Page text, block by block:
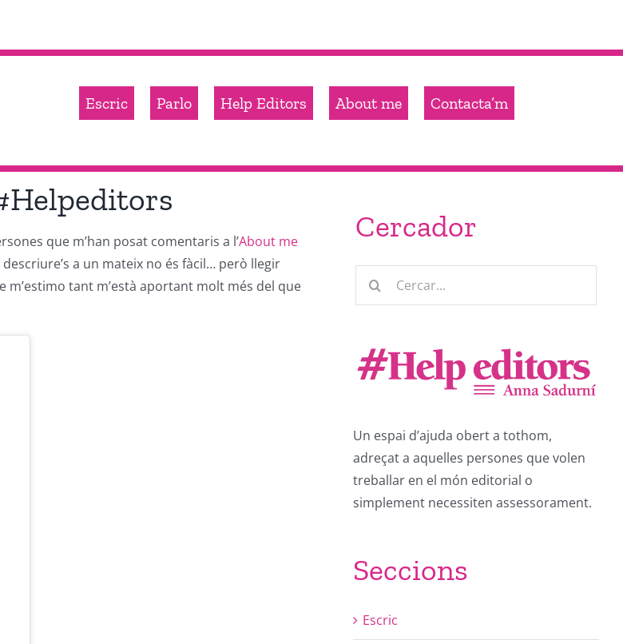
Escric Parlo Help Editors About me Contacta’m
que m’han posat comentaris a l’About me
a un mateix no és fàcil… però llegir
tant m’està aportant molt més del que
Cercador
Cerca
Un espai d’ajuda obert a tothom,
adreçat a aquelles persones que volen
treballar en el món editorial o
simplement necessiten assessorament.
Seccions
Escric